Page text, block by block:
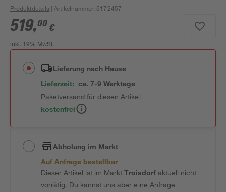
Produktdetails | Artikelnummer: 5172457
519,00 €
inkl. 19% MwSt.
Lieferung nach Hause
Lieferzeit: ca. 7-9 Werktage
Paketversand für diesen Artikel
kostenfrei
Abholung im Markt
Auf Anfrage bestellbar
Dieser Artikel ist im MarktTroisdorfaktuell nicht
vorrätig. Du kannst uns aber eine Anfrage